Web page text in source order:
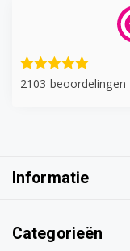
2103 beoordelingen
Informatie
Categorieën